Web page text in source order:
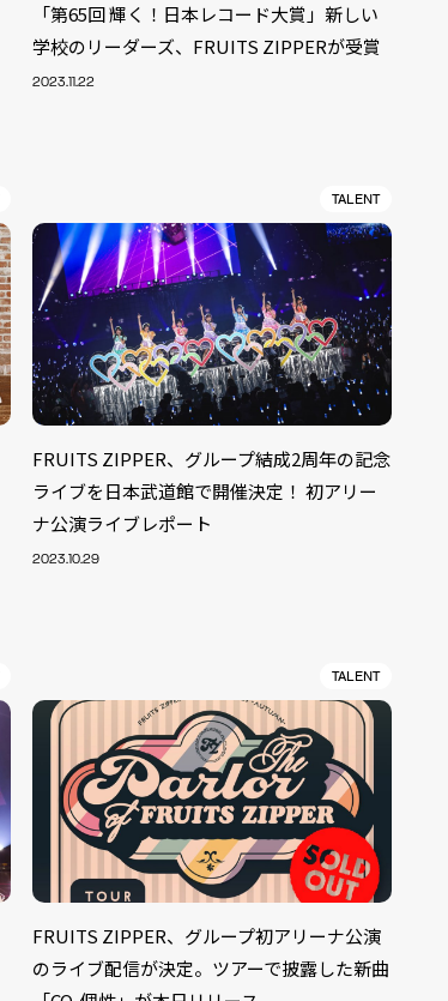
「第65回 輝く！日本レコード大賞」新しい
学校のリーダーズ、FRUITS ZIPPERが受賞
2023.11.22
TALENT
FRUITS ZIPPER、グループ結成2周年の記念
ライブを日本武道館で開催決定！ 初アリー
ナ公演ライブレポート
2023.10.29
TALENT
FRUITS ZIPPER、グループ初アリーナ公演
のライブ配信が決定。ツアーで披露した新曲
29